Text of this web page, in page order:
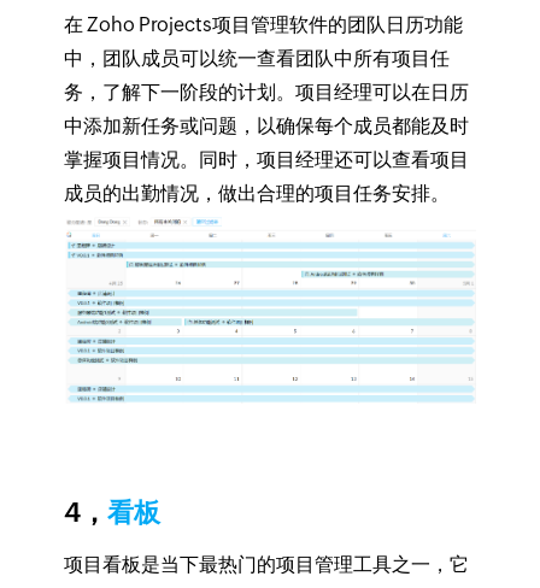
在 Zoho Projects项目管理软件的团队日历功能
中，团队成员可以统一查看团队中所有项目任
务，了解下一阶段的计划。项目经理可以在日历
中添加新任务或问题，以确保每个成员都能及时
掌握项目情况。同时，项目经理还可以查看项目
成员的出勤情况，做出合理的项目任务安排。
4， 看板
项目看板是当下最热门的项目管理工具之一，它